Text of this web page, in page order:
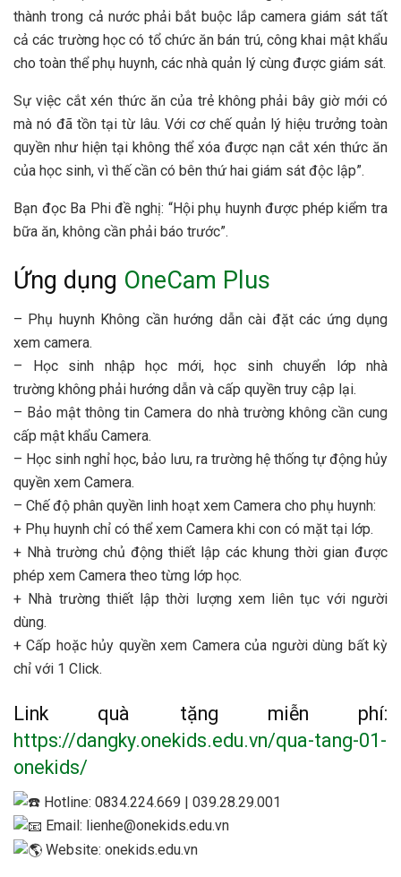
thành trong cả nước phải bắt buộc lắp camera giám sát tất
cả các trường học có tổ chức ăn bán trú, công khai mật khẩu
cho toàn thể phụ huynh, các nhà quản lý cùng được giám sát.
Sự việc cắt xén thức ăn của trẻ không phải bây giờ mới có
mà nó đã tồn tại từ lâu. Với cơ chế quản lý hiệu trưởng toàn
quyền như hiện tại không thể xóa được nạn cắt xén thức ăn
của học sinh, vì thế cần có bên thứ hai giám sát độc lập”.
Bạn đọc Ba Phi đề nghị: “Hội phụ huynh được phép kiểm tra
bữa ăn, không cần phải báo trước”.
Ứng dụng OneCam Plus
– Phụ huynh Không cần hướng dẫn cài đặt các ứng dụng
xem camera.
– Học sinh nhập học mới, học sinh chuyển lớp nhà
trường không phải hướng dẫn và cấp quyền truy cập lại.
– Bảo mật thông tin Camera do nhà trường không cần cung
cấp mật khẩu Camera.
– Học sinh nghỉ học, bảo lưu, ra trường hệ thống tự động hủy
quyền xem Camera.
– Chế độ phân quyền linh hoạt xem Camera cho phụ huynh:
+ Phụ huynh chỉ có thể xem Camera khi con có mặt tại lớp.
+ Nhà trường chủ động thiết lập các khung thời gian được
phép xem Camera theo từng lớp học.
+ Nhà trường thiết lập thời lượng xem liên tục với người
dùng.
+ Cấp hoặc hủy quyền xem Camera của người dùng bất kỳ
chỉ với 1 Click.
Link quà tặng miễn phí:
https://dangky.onekids.edu.vn/qua-tang-01-
onekids/
Hotline: 0834.224.669 | 039.28.29.001
Email: lienhe@onekids.edu.vn
Website: onekids.edu.vn